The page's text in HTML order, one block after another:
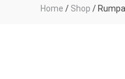
Home / Shop /